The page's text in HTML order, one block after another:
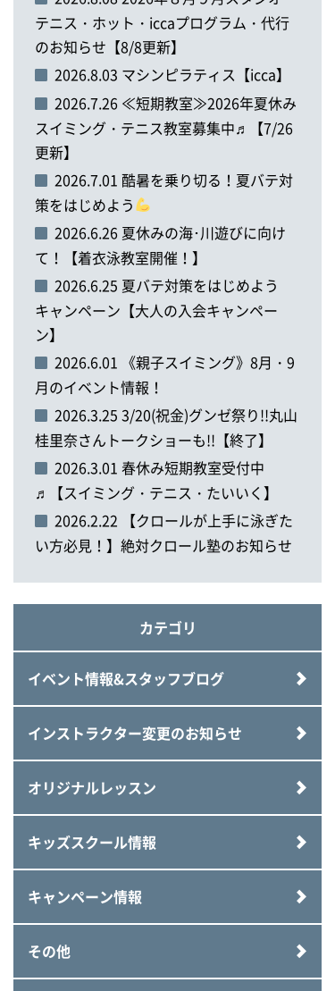
テニス・ホット・iccaプログラム・代行
のお知らせ【8/8更新】
2026.8.03 マシンピラティス【icca】
2026.7.26 ≪短期教室≫2026年夏休み
スイミング・テニス教室募集中♬【7/26
更新】
2026.7.01 酷暑を乗り切る！夏バテ対
策をはじめよう
2026.6.26 夏休みの海･川遊びに向け
て！【着衣泳教室開催！】
2026.6.25 夏バテ対策をはじめよう
キャンペーン【大人の入会キャンペー
ン】
2026.6.01 《親子スイミング》8月・9
月のイベント情報！
2026.3.25 3/20(祝金)グンゼ祭り!!丸山
桂里奈さんトークショーも!!【終了】
2026.3.01 春休み短期教室受付中
♬【スイミング・テニス・たいいく】
2026.2.22 【クロールが上手に泳ぎた
い方必見！】絶対クロール塾のお知らせ
カテゴリ
イベント情報&スタッフブログ
インストラクター変更のお知らせ
オリジナルレッスン
キッズスクール情報
キャンペーン情報
その他